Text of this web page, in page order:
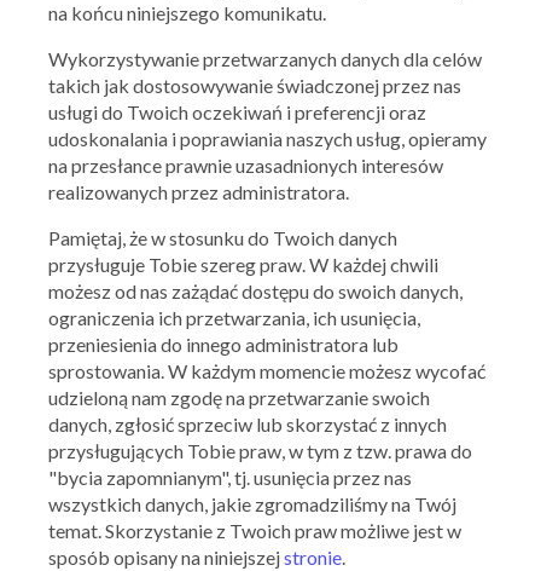
RTV EURO AGD
Wielorabaty na tysiące produktów AGD i RTV
20.02.2024 - 29.02.2024
Skorzystaj z oferty
na końcu niniejszego komunikatu.
Wykorzystywanie przetwarzanych danych dla celów
takich jak dostosowywanie świadczonej przez nas
usługi do Twoich oczekiwań i preferencji oraz
udoskonalania i poprawiania naszych usług, opieramy
na przesłance prawnie uzasadnionych interesów
realizowanych przez administratora.
Pamiętaj, że w stosunku do Twoich danych
przysługuje Tobie szereg praw. W każdej chwili
możesz od nas zażądać dostępu do swoich danych,
ograniczenia ich przetwarzania, ich usunięcia,
przeniesienia do innego administratora lub
sprostowania. W każdym momencie możesz wycofać
udzieloną nam zgodę na przetwarzanie swoich
danych, zgłosić sprzeciw lub skorzystać z innych
przysługujących Tobie praw, w tym z tzw. prawa do
"bycia zapomnianym", tj. usunięcia przez nas
wszystkich danych, jakie zgromadziliśmy na Twój
temat. Skorzystanie z Twoich praw możliwe jest w
sposób opisany na niniejszejstronie.